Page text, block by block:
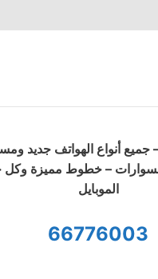
– جميع أنواع الهواتف جديد
– خطوط مميزة وكل
الموبايل
66776003